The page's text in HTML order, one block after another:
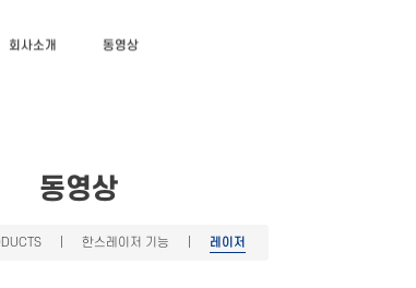
회사소개 동영상
동영상
한스레이저 기능 레이저